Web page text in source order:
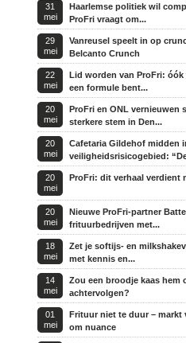
31
mei
Haarlemse politiek wil
ProFri vraagt om...
29
mei
Vanreusel speelt in op
Belcanto Crunch
22
mei
Lid worden van ProFri: óók
een formule bent...
20
mei
ProFri en ONL vernieuwen
sterkere stem in Den...
20
mei
Cafetaria Gildehof midden
veiligheidsrisicogebied:
20
mei
ProFri: dit verhaal verdient
20
mei
Nieuwe ProFri-partner
frituurbedrijven met...
18
mei
Zet je softijs- en
met kennis en...
14
mei
Zou een broodje kaas hem
achtervolgen?
01
mei
Frituur niet te duur – markt
om nuance